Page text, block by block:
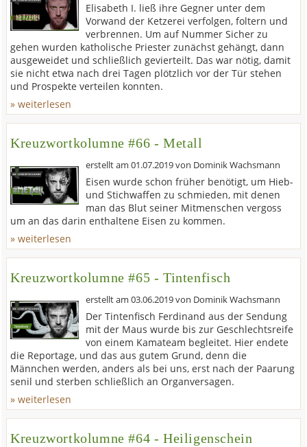
Elisabeth I. ließ ihre Gegner unter dem
Vorwand der Ketzerei verfolgen, foltern und
verbrennen. Um auf Nummer Sicher zu
gehen wurden katholische Priester zunächst gehängt, dann
ausgeweidet und schließlich gevierteilt. Das war nötig, damit
sie nicht etwa nach drei Tagen plötzlich vor der Tür stehen
und Prospekte verteilen konnten.
» weiterlesen
Kreuzwortkolumne #66 - Metall
erstellt am01.07.2019von Dominik Wachsmann
Eisen wurde schon früher benötigt, um Hieb-
und Stichwaffen zu schmieden, mit denen
man das Blut seiner Mitmenschen vergoss
um an das darin enthaltene Eisen zu kommen.
» weiterlesen
Kreuzwortkolumne #65 - Tintenfisch
erstellt am03.06.2019von Dominik Wachsmann
Der Tintenfisch Ferdinand aus der Sendung
mit der Maus wurde bis zur Geschlechtsreife
von einem Kamateam begleitet. Hier endete
die Reportage, und das aus gutem Grund, denn die
Männchen werden, anders als bei uns, erst nach der Paarung
senil und sterben schließlich an Organversagen.
» weiterlesen
Kreuzwortkolumne #64 - Heiligenschein